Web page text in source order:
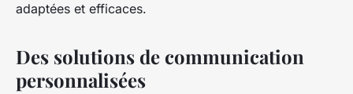
adaptées et efficaces.
Des solutions de communication
personnalisées